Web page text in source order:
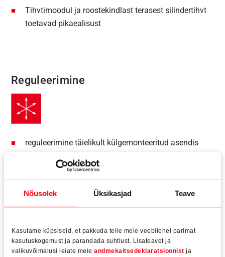
Nõusolek Üksikasjad Teave
Kasutame küpsiseid, et pakkuda teile meie veebilehel parimat
kasutuskogemust ja parandada suhtlust. Lisateavet ja
valikuvõimalusi leiate meie andmekaitsedeklaratsioonist ja
Tihvtimoodul ja roostekindlast terasest silindertihvt
toetavad pikaealisust
Reguleerimine
reguleerimine täielikult külgemonteeritud asendis
lisa-survereguleerimisega